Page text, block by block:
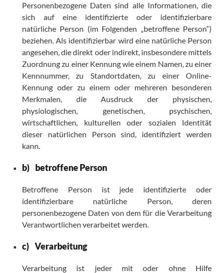
Personenbezogene Daten sind alle Informationen, die
sich auf eine identifizierte oder identifizierbare
natürliche Person (im Folgenden „betroffene Person“)
beziehen. Als identifizierbar wird eine natürliche Person
angesehen, die direkt oder indirekt, insbesondere mittels
Zuordnung zu einer Kennung wie einem Namen, zu einer
Kennnummer, zu Standortdaten, zu einer Online-
Kennung oder zu einem oder mehreren besonderen
Merkmalen, die Ausdruck der physischen,
physiologischen, genetischen, psychischen,
wirtschaftlichen, kulturellen oder sozialen Identität
dieser natürlichen Person sind, identifiziert werden
kann.
b) betroffene Person
Betroffene Person ist jede identifizierte oder
identifizierbare natürliche Person, deren
personenbezogene Daten von dem für die Verarbeitung
Verantwortlichen verarbeitet werden.
c) Verarbeitung
Verarbeitung ist jeder mit oder ohne Hilfe